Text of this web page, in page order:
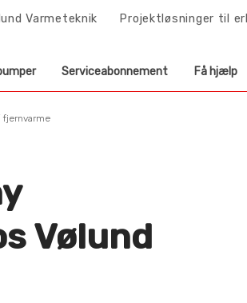
Varmeteknik Projektløsninger til
Serviceabonnement Få hjælp
fjernvarme
Vølund